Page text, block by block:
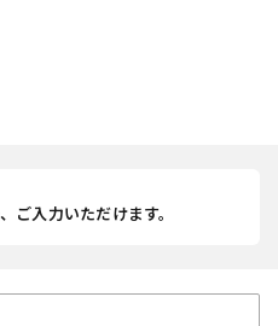
ご入力いただけます。